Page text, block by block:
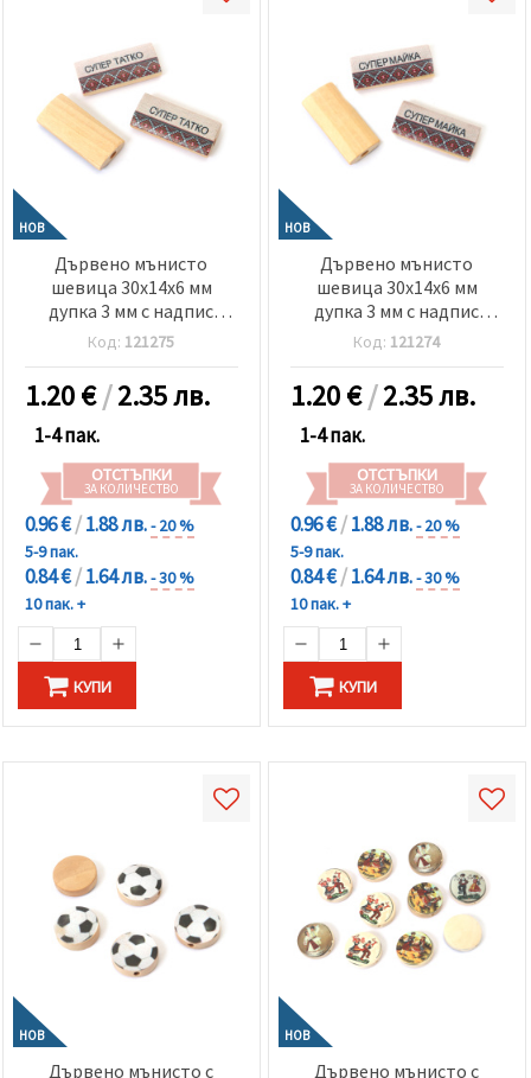
НОВ
Дървено мънисто
шевица 30x14x6 мм
дупка 3 мм с надпис
Супер татко -5 броя
Код: 121275
1.20€/2.35 лв.
1-4 пак.
ОТСТЪПКИ
ЗА КОЛИЧЕСТВО
0.96 €/1.88 лв.- 20 %
5-9 пак.
0.84 €/1.64 лв.- 30 %
10 пак. +
КУПИ
НОВ
Дървено мънисто
шевица 30x14x6 мм
дупка 3 мм с надпис
Супер майка -5 броя
Код: 121274
1.20€/2.35 лв.
1-4 пак.
ОТСТЪПКИ
ЗА КОЛИЧЕСТВО
0.96 €/1.88 лв.- 20 %
5-9 пак.
0.84 €/1.64 лв.- 30 %
10 пак. +
КУПИ
НОВ
Дървено мънисто с
НОВ
Дървено мънисто с